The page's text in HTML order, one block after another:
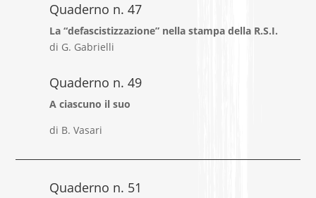
Quaderno n. 47
La “defascistizzazione” nella stampa della R.S.I.
di G. Gabrielli
Quaderno n. 49
A ciascuno il suo
di B. Vasari
Quaderno n. 51